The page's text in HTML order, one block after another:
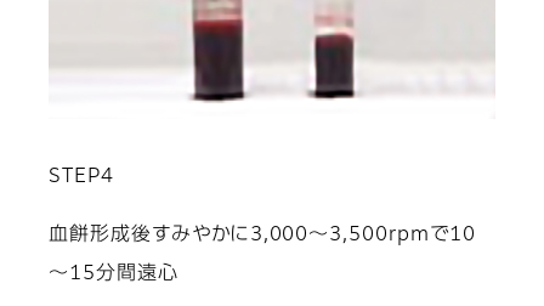
STEP4
血餅形成後すみやかに3,000～3,500rpmで10
～15分間遠心